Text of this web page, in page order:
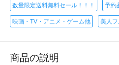
数量限定送料無料セール！！！ 予約
映画・TV・アニメ・ゲーム他 美人フ
商品の説明